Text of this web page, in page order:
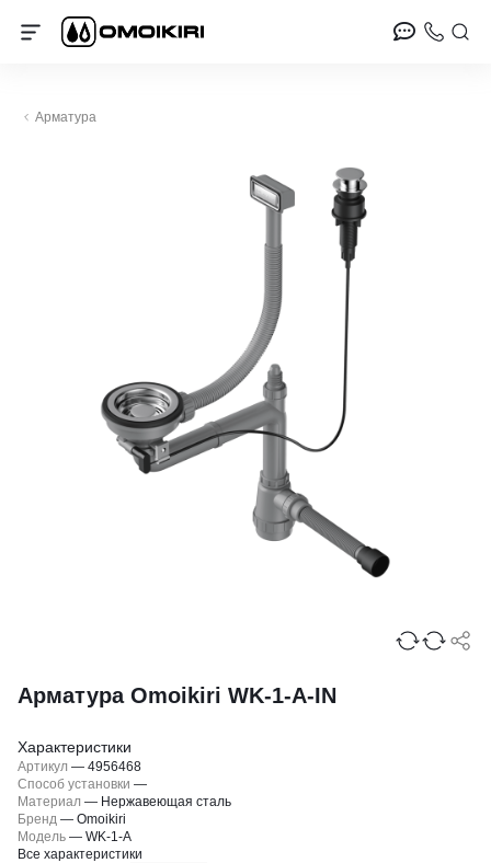
Арматура
Арматура Omoikiri WK-1-A-IN
Характеристики
Артикул — 4956468
Способ установки —
Материал — Нержавеющая сталь
Бренд — Omoikiri
Модель — WK-1-A
Все характеристики